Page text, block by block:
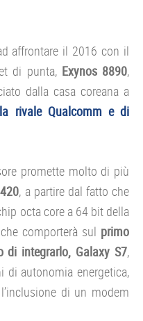
affrontare il 2016 con il
di punta, Exynos 8890,
dalla casa coreana a
rivale Qualcomm e di
promette molto di più
, a partire dal fatto che
octa core a 64 bit della
comporterà sul primo
di integrarlo, Galaxy S7,
di autonomia energetica,
di un modem